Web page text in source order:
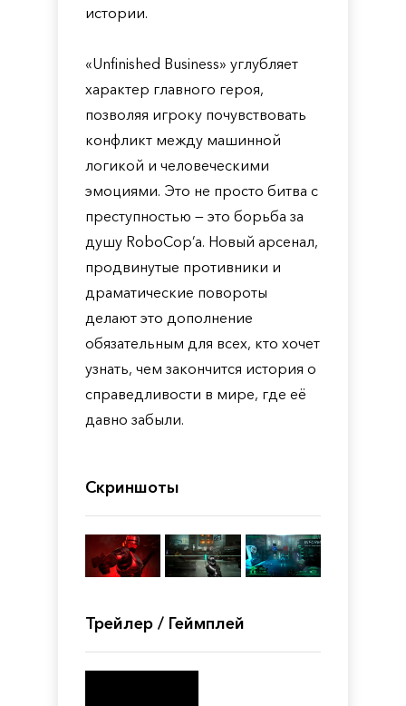
истории.
«Unfinished Business» углубляет
характер главного героя,
позволяя игроку почувствовать
конфликт между машинной
логикой и человеческими
эмоциями. Это не просто битва с
преступностью — это борьба за
душу RoboCop’a. Новый арсенал,
продвинутые противники и
драматические повороты
делают это дополнение
обязательным для всех, кто хочет
узнать, чем закончится история о
справедливости в мире, где её
давно забыли.
Скриншоты
Трейлер / Геймплей